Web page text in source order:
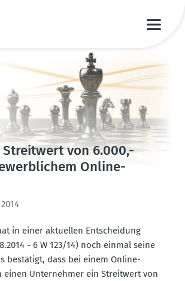
Streitwert von 6.000,-
Online-
in einer aktuellen Entscheidung
- 6 W 123/14) noch einmal seine
bestätigt, dass bei einem Online-
einen Unter­nehmer ein Streitwert von